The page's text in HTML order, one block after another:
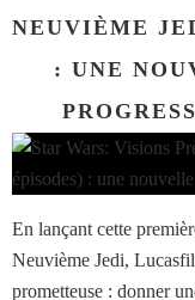
NEUVIÈME
: UNE
En lançant cette
Neuvième Jedi,
prometteuse : donner